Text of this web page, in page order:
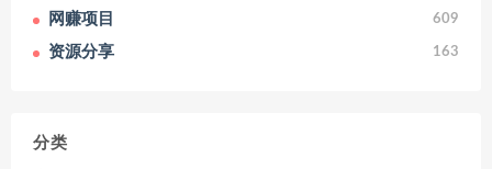
网赚项目 609
资源分享 163
分类